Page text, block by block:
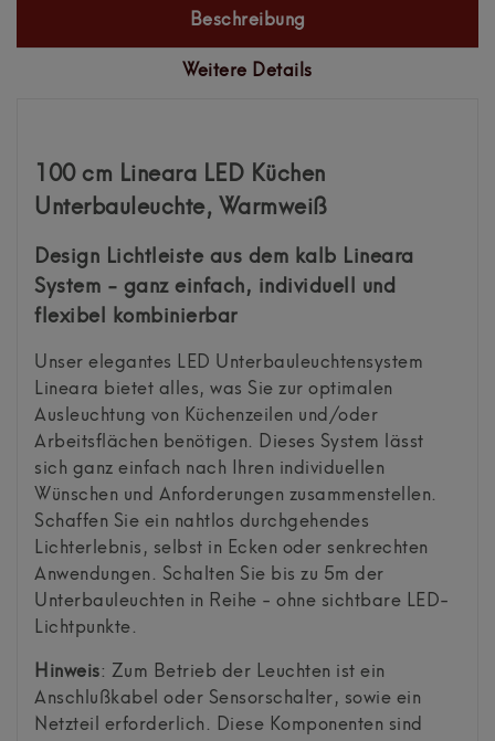
Beschreibung
Weitere Details
100 cm Lineara LED Küchen
Unterbauleuchte, Warmweiß
Design Lichtleiste aus dem kalb Lineara
System - ganz einfach, individuell und
flexibel kombinierbar
Unser elegantes LED Unterbauleuchtensystem
Lineara bietet alles, was Sie zur optimalen
Ausleuchtung von Küchenzeilen und/oder
Arbeitsflächen benötigen. Dieses System lässt
sich ganz einfach nach Ihren individuellen
Wünschen und Anforderungen zusammenstellen.
Schaffen Sie ein nahtlos durchgehendes
Lichterlebnis, selbst in Ecken oder senkrechten
Anwendungen. Schalten Sie bis zu 5m der
Unterbauleuchten in Reihe - ohne sichtbare LED-
Lichtpunkte.
Hinweis: Zum Betrieb der Leuchten ist ein
Anschlußkabel oder Sensorschalter, sowie ein
Netzteil erforderlich. Diese Komponenten sind